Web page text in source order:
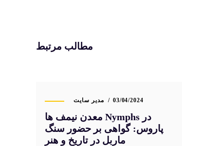
مطالب مرتبط
مدیر سایت 03/04/2024
معدن نیمف ها Nymphs در
پاروس: گواهی بر حضور سنگ
ماربل در تاریخ و هنر